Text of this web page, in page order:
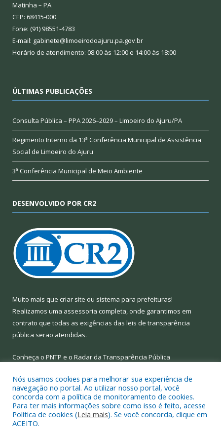
Matinha – PA
CEP: 68415-000
Fone: (91) 98551-4783
E-mail: gabinete@limoeirodoajuru.pa.gov.br
Horário de atendimento: 08:00 às 12:00 e 14:00 às 18:00
ÚLTIMAS PUBLICAÇÕES
Consulta Pública – PPA 2026–2029 – Limoeiro do Ajuru/PA
Regimento Interno da 13ª Conferência Municipal de Assistência
Social de Limoeiro do Ajuru
3ª Conferência Municipal de Meio Ambiente
DESENVOLVIDO POR CR2
Muito mais que criar site ou sistema para prefeituras!
Realizamos uma assessoria completa, onde garantimos em
contrato que todas as exigências das leis de transparência
pública serão atendidas.
Conheça o PNTP e o Radar da Transparência Pública
Todos os direitos reservados a Prefeitura Municipal de Limoeiro
do Ajuru.
Nós usamos cookies para melhorar sua experiência de
navegação no portal. Ao utilizar nosso portal, você
concorda com a política de monitoramento de cookies.
Para ter mais informações sobre como isso é feito, acesse
Política de cookies (Leia mais). Se você concorda, clique em
ACEITO.